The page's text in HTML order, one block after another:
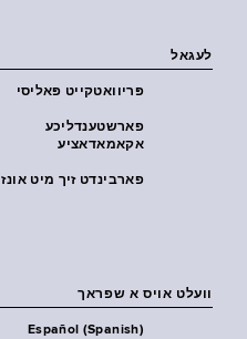
לעגאל
פּריוואטקייט פּאליסי
פארשטענדליכע
אקאמאדאציע
פארבינדט זיך מיט אונז
וועלט אויס א שפראך
Español (Spanish)